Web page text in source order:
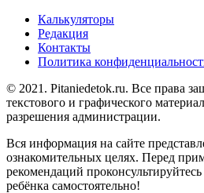
Калькуляторы
Редакция
Контакты
Политика
© 2021. Pitaniedetok.ru. Все права
текстового и графического
разрешения администрации.
Вся информация на сайте
ознакомительных целях. Перед
рекомендаций
ребёнка самостоятельно!